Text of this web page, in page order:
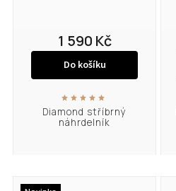
Diamond stříbrný
náhrdelník
1 590 Kč
Do košíku